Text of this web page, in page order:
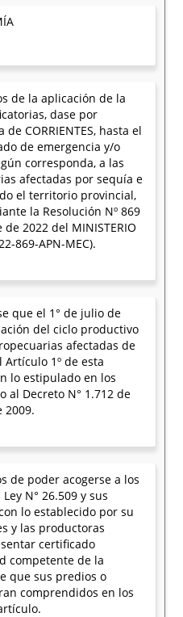
de la aplicación de la
dase por
CORRIENTES, hasta el
de emergencia y/o
corresponda, a las
afectadas por sequía e
el territorio provincial,
la Resolución Nº 869
2022 del MINISTERIO
869-APN-MEC).
que el 1° de julio de
del ciclo productivo
afectadas de
1º de esta
lo estipulado en los
al Decreto N° 1.712 de
2009.
de poder acogerse a los
N° 26.509 y sus
lo establecido por su
y las productoras
certificado
competente de la
que sus predios o
comprendidos en los